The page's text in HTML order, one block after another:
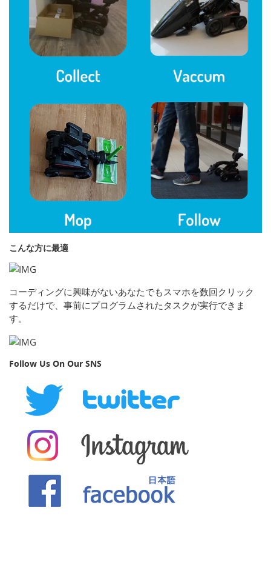
こんな方に最適
コーディングに興味がないあなたでもスマホを数回クリック
するだけで、事前にプログラムされたタスクが実行できま
す。
Follow Us On Our SNS